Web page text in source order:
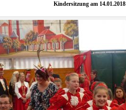
Kindersitzung am 14.01.2018